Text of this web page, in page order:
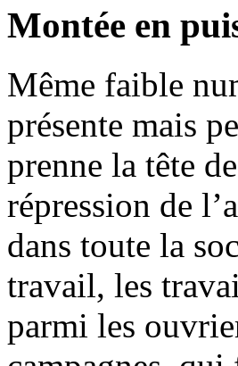
Montée en
Même faible
présente mais
prenne la tête
répression de
dans toute la
travail, les
parmi les